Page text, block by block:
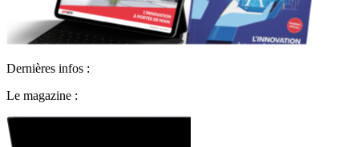
Dernières infos :
Le magazine :